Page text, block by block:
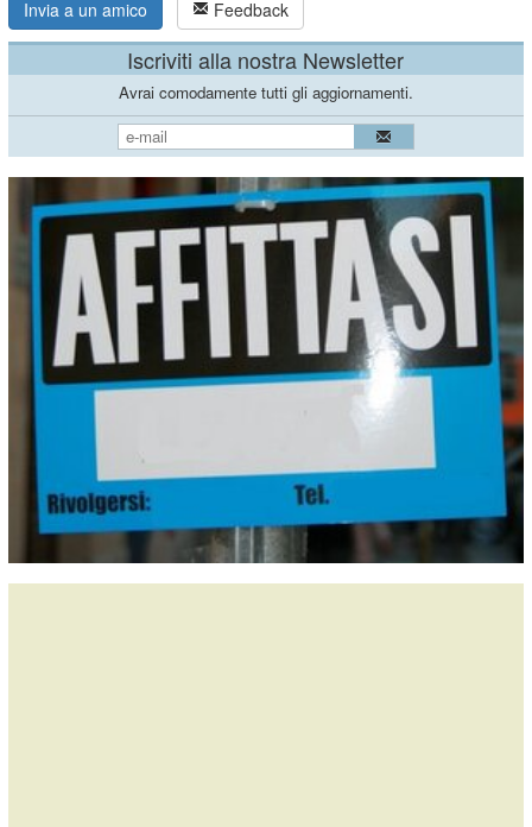
Invia a un amico Feedback
Iscriviti alla nostra Newsletter
Avrai comodamente tutti gli aggiornamenti.